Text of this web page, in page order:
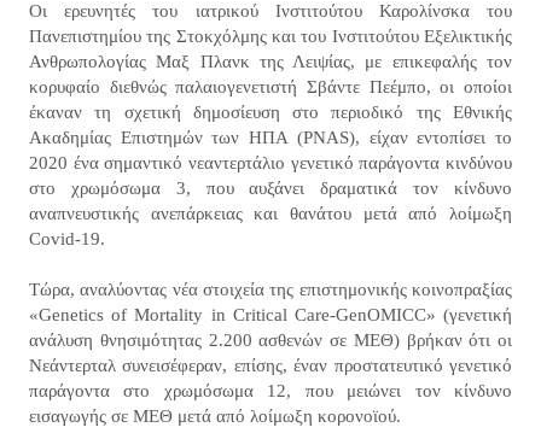
Οι ερευνητές του ιατρικού Ινστιτούτου Καρολίνσκα του
Πανεπιστημίου της Στοκχόλμης και του Ινστιτούτου Εξελικτικής
Ανθρωπολογίας Μαξ Πλανκ της Λειψίας, με επικεφαλής τον
κορυφαίο διεθνώς παλαιογενετιστή Σβάντε Πεέμπο, οι οποίοι
έκαναν τη σχετική δημοσίευση στο περιοδικό της Εθνικής
Ακαδημίας Επιστημών των ΗΠΑ (PNAS), είχαν εντοπίσει το
2020 ένα σημαντικό νεαντερτάλιο γενετικό παράγοντα κινδύνου
στο χρωμόσωμα 3, που αυξάνει δραματικά τον κίνδυνο
αναπνευστικής ανεπάρκειας και θανάτου μετά από λοίμωξη
Covid-19.
Τώρα, αναλύοντας νέα στοιχεία της επιστημονικής κοινοπραξίας
«Genetics of Mortality in Critical Care-GenOMICC» (γενετική
ανάλυση θνησιμότητας 2.200 ασθενών σε ΜΕΘ) βρήκαν ότι οι
Νεάντερταλ συνεισέφεραν, επίσης, έναν προστατευτικό γενετικό
παράγοντα στο χρωμόσωμα 12, που μειώνει τον κίνδυνο
εισαγωγής σε ΜΕΘ μετά από λοίμωξη κορονοϊού.